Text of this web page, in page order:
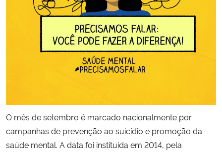
Secretaria de Governo
Gabinete de Segurança Institucional
Advocacia-Geral da União
Planalto
O mês de setembro é marcado nacionalmente por
campanhas de prevenção ao suicídio e promoção da
saúde mental. A data foi instituída em 2014, pela